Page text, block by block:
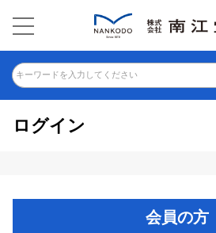
キーワードを入力してください
ログイン
会員の方